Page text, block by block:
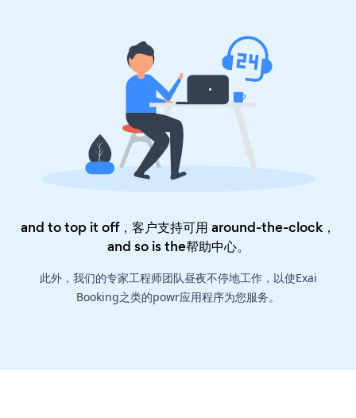
and to top it off，客户支持可用 around-the-clock，
and so is the帮助中心。
此外，我们的专家工程师团队昼夜不停地工作，以使Exai
Booking之类的powr应用程序为您服务。